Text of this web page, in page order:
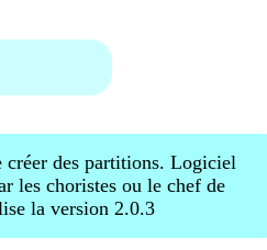
des partitions. Logiciel
les choristes ou le chef de
la version 2.0.3